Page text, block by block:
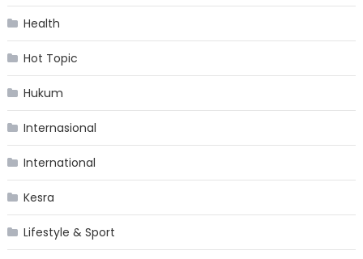
Health
Hot Topic
Hukum
Internasional
International
Kesra
Lifestyle & Sport